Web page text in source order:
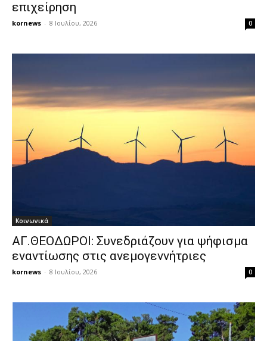
επιχείρηση
kornews - 8 Ιουλίου, 2026 0
Κοινωνικά
ΑΓ.ΘΕΟΔΩΡΟΙ: Συνεδριάζουν για ψήφισμα
εναντίωσης στις ανεμογεννήτριες
kornews - 8 Ιουλίου, 2026 0